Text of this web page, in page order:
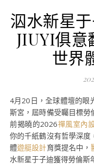
泅水新星
JIUYI俱
世界
4月20日，全球體壇的眼
斯宮，屆時備受矚目標勞
前揭曉的2026禪風室內
你的千紙鶴沒有哲學深度
體遊艇設計育獎提名中，
水新星于子迪獲得勞倫斯